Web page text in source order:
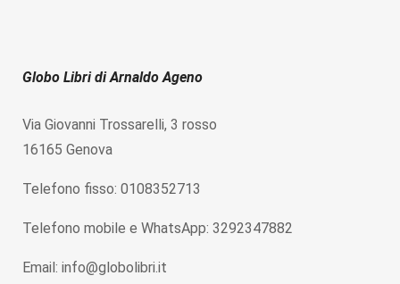
Globo Libri di Arnaldo Ageno
Via Giovanni Trossarelli, 3 rosso
16165 Genova
Telefono fisso: 0108352713
Telefono mobile e WhatsApp: 3292347882
Email: info@globolibri.it